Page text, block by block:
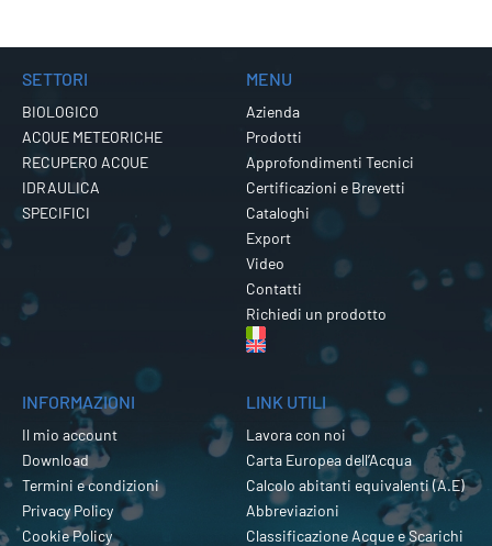
SETTORI
BIOLOGICO
ACQUE METEORICHE
RECUPERO ACQUE
IDRAULICA
SPECIFICI
MENU
Azienda
Prodotti
Approfondimenti Tecnici
Certificazioni e Brevetti
Cataloghi
Export
Video
Contatti
Richiedi un prodotto
INFORMAZIONI
Il mio account
Download
Termini e condizioni
Privacy Policy
Cookie Policy
LINK UTILI
Lavora con noi
Carta Europea dell’Acqua
Calcolo abitanti equivalenti (A.E)
Abbreviazioni
Classificazione Acque e Scarichi